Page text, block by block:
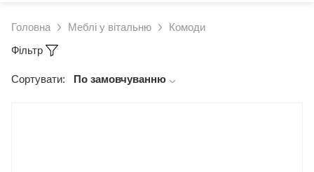
знайдено. Уточніть свій запит
Головна Меблі у вітальню
Комоди
Фільтр
Сортувати: По замовчуванню